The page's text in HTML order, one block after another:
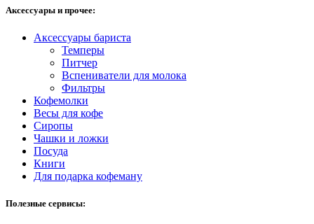
Аксессуары и прочее:
Аксессуары бариста
Темперы
Питчер
Вспениватели для молока
Фильтры
Кофемолки
Весы для кофе
Сиропы
Чашки и ложки
Посуда
Книги
Для подарка кофеману
Полезные сервисы: